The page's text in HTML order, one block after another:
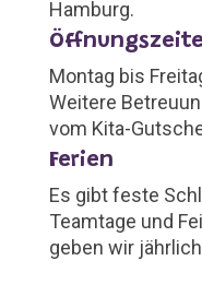
Hamburg.
Montag bis
Weitere
vom Kita-
Ferien
Es gibt feste
Teamtage und
geben wir